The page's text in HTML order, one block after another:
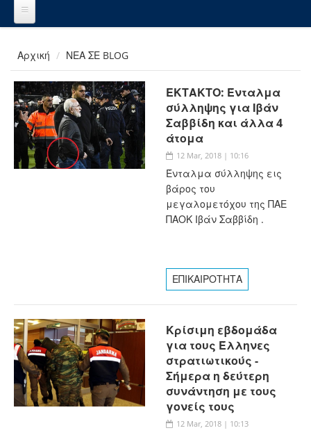
Αρχική ΝΕΑ ΣΕ BLOG
ΕΚΤΑΚΤΟ: Ένταλμα
σύλληψης για Ιβάν
Σαββίδη και άλλα 4
άτομα
12 Mar, 2018 | 10:16
Ένταλμα σύλληψης εις
βάρος του
μεγαλομετόχου της ΠΑΕ
ΠΑΟΚ Ιβάν Σαββίδη .
ΕΠΙΚΑΙΡΟΤΗΤΑ
Κρίσιμη εβδομάδα
για τους Έλληνες
στρατιωτικούς -
Σήμερα η δεύτερη
συνάντηση με τους
γονείς τους
12 Mar, 2018 | 10:13